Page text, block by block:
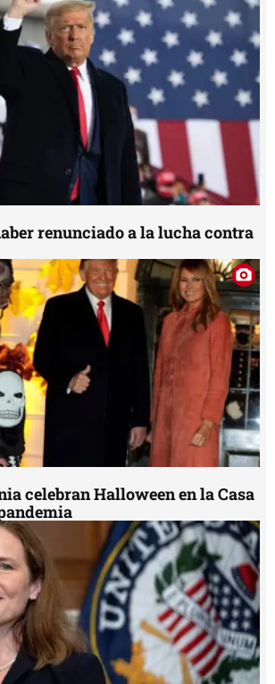
renunciado a la lucha contra
celebran Halloween en la Casa